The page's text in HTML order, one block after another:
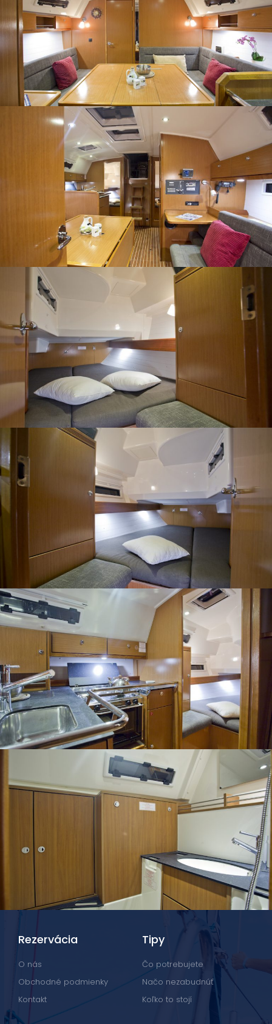
Rezervácia
O nás
Obchodné podmienky
Kontakt
Tipy
Čo potrebujete
Načo nezabudnúť
Koľko to stojí